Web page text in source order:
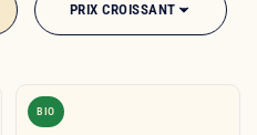
vous rapproche d'un équilibre
vous à redécouvrir cette boisson
PRIX CROISSANT
BIO